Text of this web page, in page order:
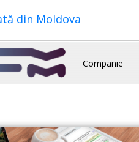
din Moldova
Companie